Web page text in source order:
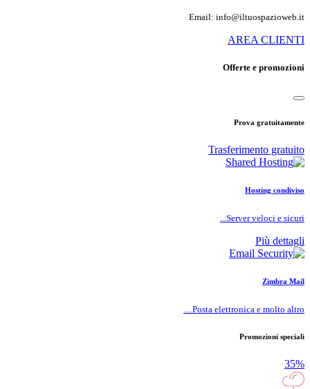
Email: info@iltuospazioweb.it
AREA CLIENTI
Offerte e promozioni
Prova gratuitamente
Trasferimento gratuito
Hosting condiviso
Server veloci e sicuri...
Più dettagli
Zimbra Mail
Posta elettronica e molto altro…
Promozioni speciali
35%